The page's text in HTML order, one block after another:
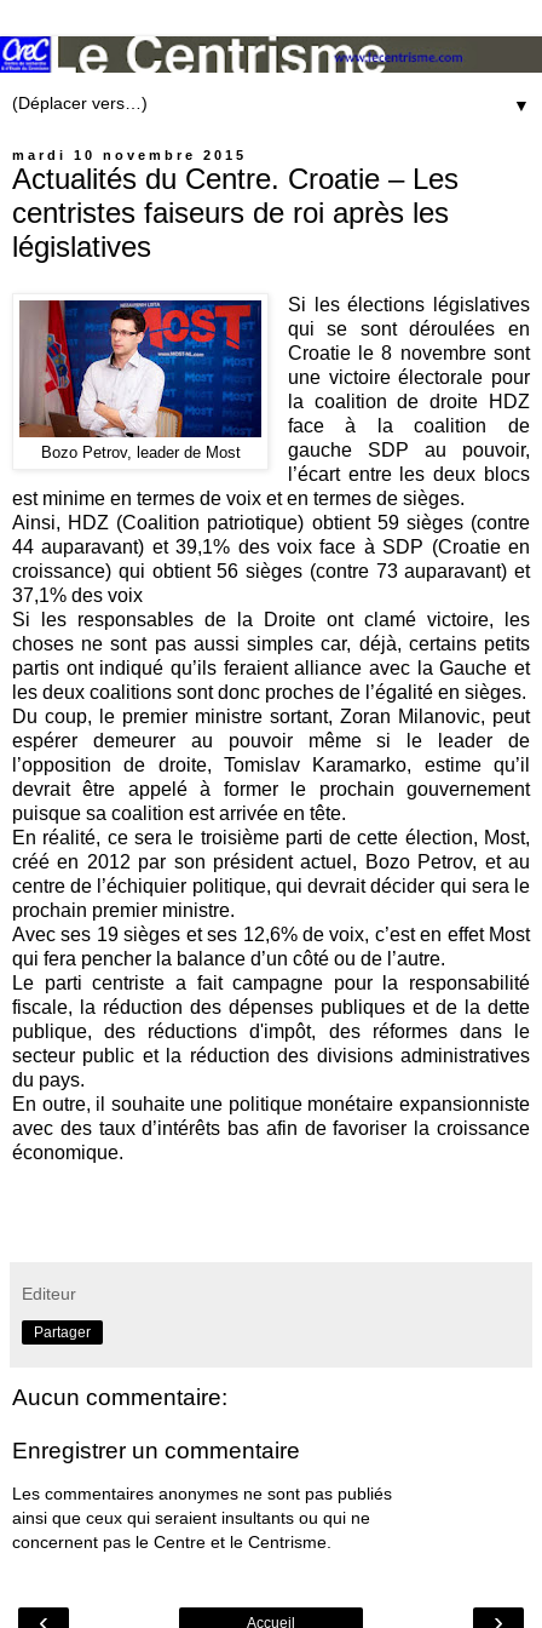
▼
mardi 10 novembre 2015
Actualités du Centre. Croatie – Les
centristes faiseurs de roi après les
législatives
Bozo Petrov, leader de Most
Si les élections législatives
qui se sont déroulées en
Croatie le 8 novembre sont
une victoire électorale pour
la coalition de droite HDZ
face à la coalition de
gauche SDP au pouvoir,
l’écart entre les deux blocs
est minime en termes de voix et en termes de sièges.
Ainsi, HDZ (Coalition patriotique) obtient 59 sièges (contre
44 auparavant) et 39,1% des voix face à SDP (Croatie en
croissance) qui obtient 56 sièges (contre 73 auparavant) et
37,1% des voix
Si les responsables de la Droite ont clamé victoire, les
choses ne sont pas aussi simples car, déjà, certains petits
partis ont indiqué qu’ils feraient alliance avec la Gauche et
les deux coalitions sont donc proches de l’égalité en sièges.
Du coup, le premier ministre sortant, Zoran Milanovic, peut
espérer demeurer au pouvoir même si le leader de
l’opposition de droite, Tomislav Karamarko, estime qu’il
devrait être appelé à former le prochain gouvernement
puisque sa coalition est arrivée en tête.
En réalité, ce sera le troisième parti de cette élection, Most,
créé en 2012 par son président actuel, Bozo Petrov, et au
centre de l’échiquier politique, qui devrait décider qui sera le
prochain premier ministre.
Avec ses 19 sièges et ses 12,6% de voix, c’est en effet Most
qui fera pencher la balance d’un côté ou de l’autre.
Le parti centriste a fait campagne pour la responsabilité
fiscale, la réduction des dépenses publiques et de la dette
publique, des réductions d'impôt, des réformes dans le
secteur public et la réduction des divisions administratives
du pays.
En outre, il souhaite une politique monétaire expansionniste
avec des taux d’intérêts bas afin de favoriser la croissance
économique.
Editeur
Partager
Aucun commentaire:
Enregistrer un commentaire
Les commentaires anonymes ne sont pas publiés
ainsi que ceux qui seraient insultants ou qui ne
concernent pas le Centre et le Centrisme.
Accueil